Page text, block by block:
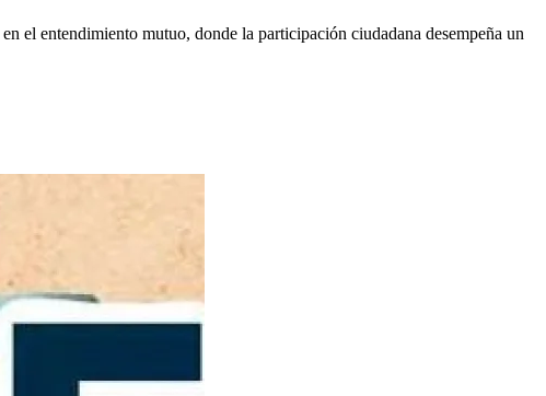
el entendimiento mutuo, donde la participación ciudadana desempeña un